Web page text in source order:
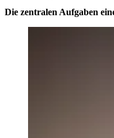
Die zentralen Aufgaben